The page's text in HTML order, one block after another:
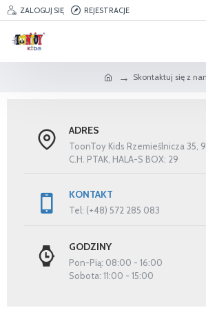
ZALOGUJ SIĘ REJESTRACJE
Skontaktuj się z
ADRES
ToonToy Kids Rzemieślnicza 35,
C.H. PTAK, HALA-S BOX: 29
KONTAKT
Tel: (+48) 572 285 083
GODZINY
Pon-Pią: 08:00 - 16:00
Sobota: 11:00 - 15:00